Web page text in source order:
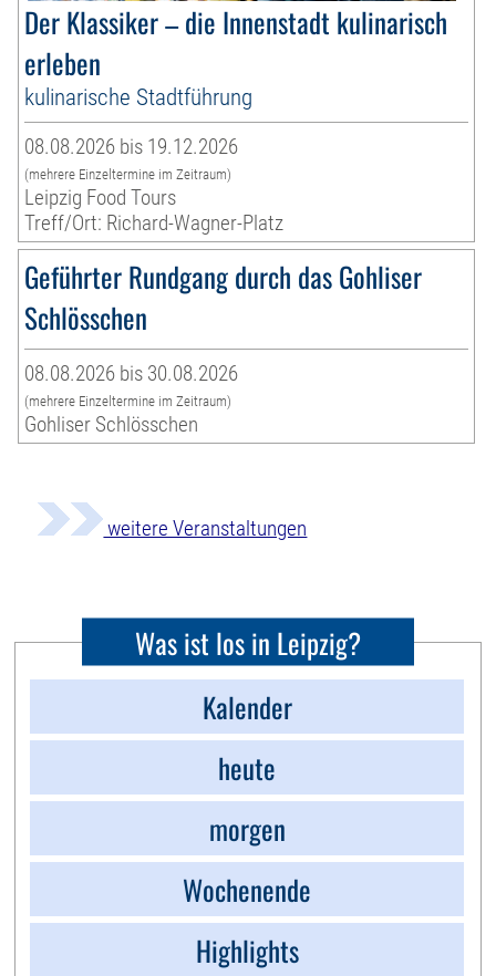
Der Klassiker – die Innenstadt kulinarisch
erleben
kulinarische Stadtführung
08.08.2026 bis 19.12.2026
(mehrere Einzeltermine im Zeitraum)
Leipzig Food Tours
Treff/Ort: Richard-Wagner-Platz
Geführter Rundgang durch das Gohliser
Schlösschen
08.08.2026 bis 30.08.2026
(mehrere Einzeltermine im Zeitraum)
Gohliser Schlösschen
weitere Veranstaltungen
Was ist los in Leipzig?
Kalender
heute
morgen
Wochenende
Highlights